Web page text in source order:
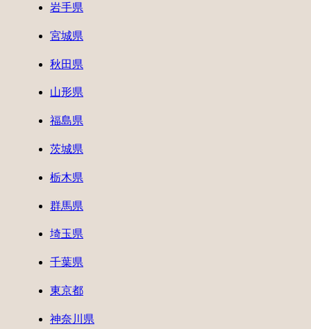
岩手県
宮城県
秋田県
山形県
福島県
茨城県
栃木県
群馬県
埼玉県
千葉県
東京都
神奈川県